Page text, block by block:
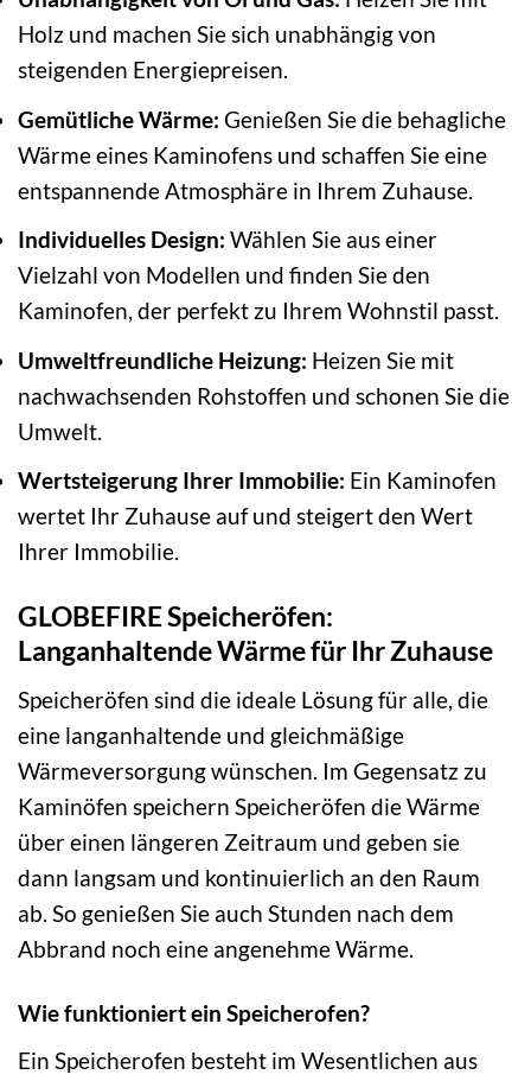
Holz und machen Sie sich unabhängig von
steigenden Energiepreisen.
Gemütliche Wärme: Genießen Sie die behagliche
Wärme eines Kaminofens und schaffen Sie eine
entspannende Atmosphäre in Ihrem Zuhause.
Individuelles Design: Wählen Sie aus einer
Vielzahl von Modellen und finden Sie den
Kaminofen, der perfekt zu Ihrem Wohnstil passt.
Umweltfreundliche Heizung: Heizen Sie mit
nachwachsenden Rohstoffen und schonen Sie die
Umwelt.
Wertsteigerung Ihrer Immobilie: Ein Kaminofen
wertet Ihr Zuhause auf und steigert den Wert
Ihrer Immobilie.
GLOBEFIRE Speicheröfen:
Langanhaltende Wärme für Ihr Zuhause
Speicheröfen sind die ideale Lösung für alle, die
eine langanhaltende und gleichmäßige
Wärmeversorgung wünschen. Im Gegensatz zu
Kaminöfen speichern Speicheröfen die Wärme
über einen längeren Zeitraum und geben sie
dann langsam und kontinuierlich an den Raum
ab. So genießen Sie auch Stunden nach dem
Abbrand noch eine angenehme Wärme.
Wie funktioniert ein Speicherofen?
Ein Speicherofen besteht im Wesentlichen aus